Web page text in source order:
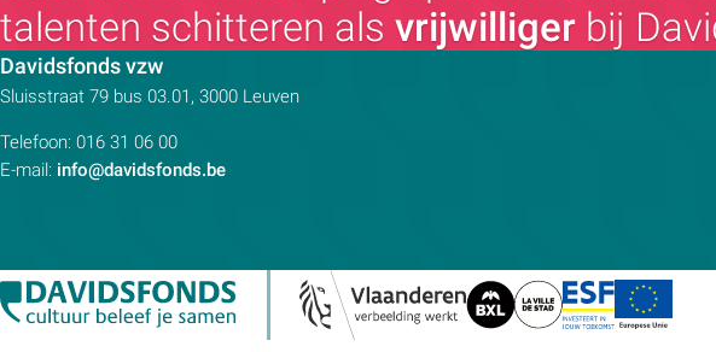
talenten schitteren als vrijwilliger bij
Davidsfonds vzwContactpersoon:
Adres:
Sluisstraat 79 bus 03.01, 3000 Leuven
Telefoon: 016 31 06 00
E-mail: info@davidsfonds.be